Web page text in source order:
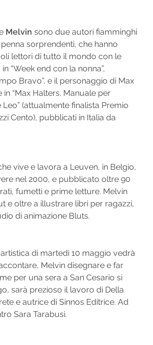
Melvin sono due autori fiamminghi
sorprendenti, che hanno
lettori di tutto il mondo con le
“Week end con la nonna”,
Bravo”, e il personaggio di Max
in “Max Halters. Manuale per
Leo” (attualmente finalista Premio
Cento), pubblicati in Italia da
vive e lavora a Leuven, in Belgio,
nel 2000, e pubblicato oltre 90
fumetti e prime letture. Melvin
e oltre a illustrare libri per ragazzi,
di animazione Bluts.
di martedì 10 maggio vedrà
Melvin disegnare e far
per una sera a San Cesario si
sarà prezioso il lavoro di Della
e autrice di Sinnos Editrice. Ad
Sara Tarabusi.